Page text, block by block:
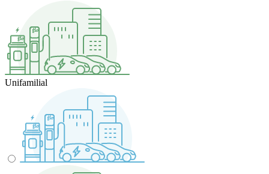
Unifamilial